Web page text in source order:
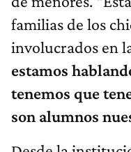
familias de los
involucrados en
estamos
tenemos que
son alumnos